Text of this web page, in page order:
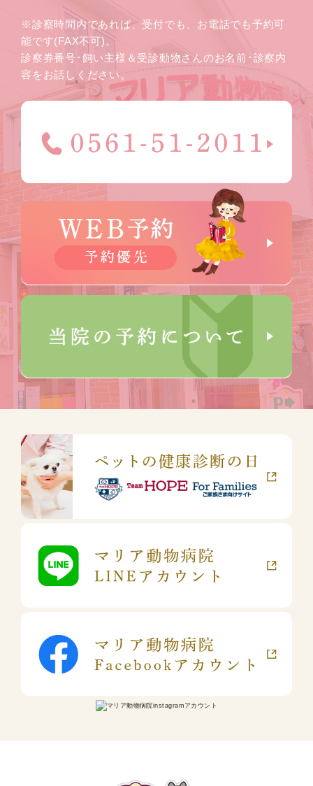
※診察時間内であれば、受付でも、お電話でも予約可
能です(FAX不可)。
診察券番号･飼い主様＆受診動物さんのお名前･診察内
容をお話しください。